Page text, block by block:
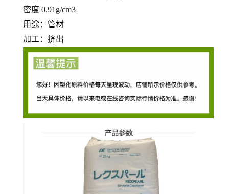
密度 0.91 g/cm3
用途：管材
加工：挤出